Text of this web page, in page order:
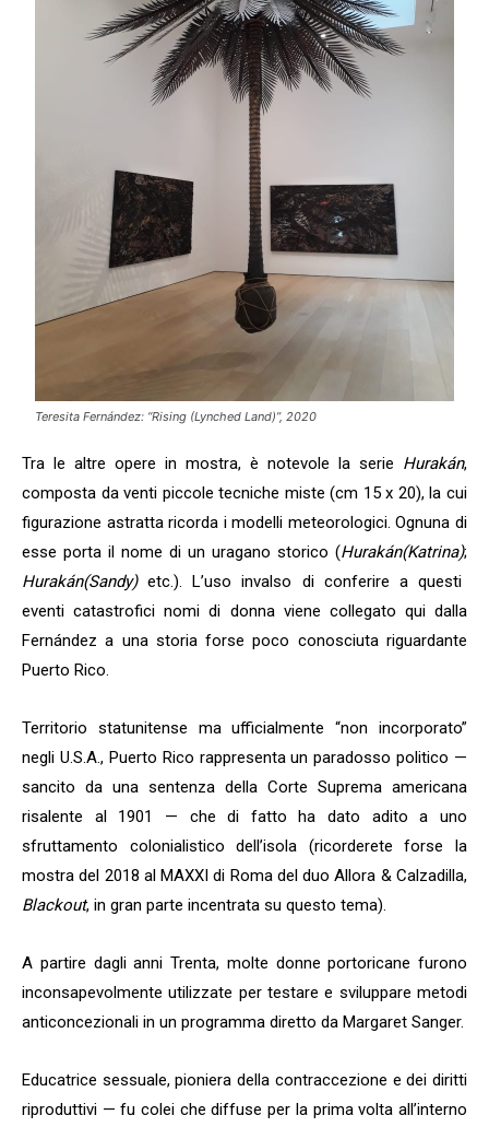
Teresita Fernández: “Rising (Lynched Land)”, 2020
Tra le altre opere in mostra, è notevole la serie Hurakán,
composta da venti piccole tecniche miste (cm 15 x 20), la cui
figurazione astratta ricorda i modelli meteorologici. Ognuna di
esse porta il nome di un uragano storico (Hurakán(Katrina);
Hurakán(Sandy)etc.). L’uso invalso di conferire a questi
eventi catastrofici nomi di donna viene collegato qui dalla
Fernández a una storia forse poco conosciuta riguardante
Puerto Rico.
Territorio statunitense ma ufficialmente “non incorporato”
negli U.S.A., Puerto Rico rappresenta un paradosso politico —
sancito da una sentenza della Corte Suprema americana
risalente al 1901 — che di fatto ha dato adito a uno
sfruttamento colonialistico dell’isola (ricorderete forse la
mostra del 2018 al MAXXI di Roma del duo Allora & Calzadilla,
Blackout, in gran parte incentrata su questo tema).
A partire dagli anni Trenta, molte donne portoricane furono
inconsapevolmente utilizzate per testare e sviluppare metodi
anticoncezionali in un programma diretto da Margaret Sanger.
Educatrice sessuale, pioniera della contraccezione e dei diritti
riproduttivi — fu colei che diffuse per la prima volta all’interno